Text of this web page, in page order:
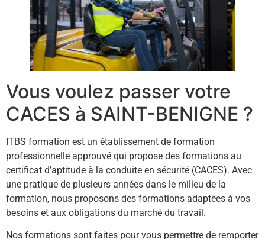
Vous voulez passer votre
CACES à SAINT-BENIGNE ?
ITBS formation est un établissement de formation
professionnelle approuvé qui propose des formations au
certificat d’aptitude à la conduite en sécurité (CACES). Avec
une pratique de plusieurs années dans le milieu de la
formation, nous proposons des formations adaptées à vos
besoins et aux obligations du marché du travail.
Nos formations sont faites pour vous permettre de remporter